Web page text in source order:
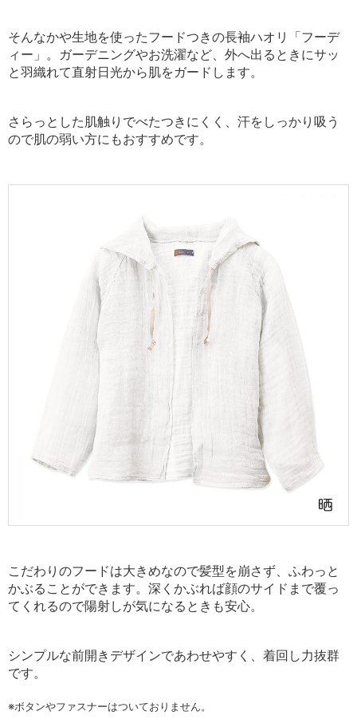
そんなかや生地を使ったフードつきの長袖ハオリ「フーデ
ィー」 。ガーデニングやお洗濯など、外へ出るときにサッ
と羽織れて直射日光から肌をガードします。
さらっとした肌触りでべたつきにくく、汗をしっかり吸う
ので肌の弱い方にもおすすめです。
こだわりのフードは大きめなので髪型を崩さず、ふわっと
かぶることができます。深くかぶれば顔のサイドまで覆っ
てくれるので陽射しが気になるときも安心。
シンプルな前開きデザインであわせやすく、着回し力抜群
です。
※ボタンやファスナーはついておりません。